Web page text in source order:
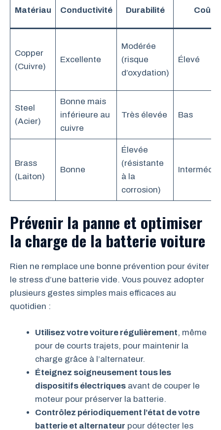
Matériau Conductivité Durabilité Coût
Copper
(Cuivre)
Excellente
Modérée
(risque
d’oxydation)
Élevé
Steel
(Acier)
Bonne mais
inférieure au
cuivre
Très élevée Bas
Brass
(Laiton)
Bonne
Élevée
(résistante
à la
corrosion)
Prévenir la panne et optimiser
la charge de la batterie voiture
Rien ne remplace une bonne prévention pour éviter
le stress d’une batterie vide. Vous pouvez adopter
plusieurs gestes simples mais efficaces au
quotidien :
Utilisez votre voiture régulièrement, même
pour de courts trajets, pour maintenir la
charge grâce à l’alternateur.
Éteignez soigneusement tous les
dispositifs électriques avant de couper le
moteur pour préserver la batterie.
Contrôlez périodiquement l’état de votre
batterie et alternateur pour détecter les